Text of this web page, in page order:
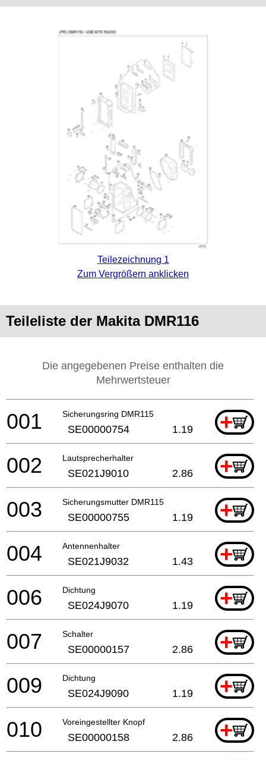
Teilezeichnung 1
Zum Vergrößern anklicken
Teileliste der Makita DMR116
Die angegebenen Preise enthalten die
Mehrwertsteuer
Sicherungsring DMR115 +
001 SE00000754 1.19
Lautsprecherhalter +
002 SE021J9010 2.86
Sicherungsmutter DMR115 +
003 SE00000755 1.19
Antennenhalter +
004 SE021J9032 1.43
Dichtung +
006 SE024J9070 1.19
Schalter +
007 SE00000157 2.86
Dichtung +
009 SE024J9090 1.19
Voreingestellter Knopf +
010 SE00000158 2.86